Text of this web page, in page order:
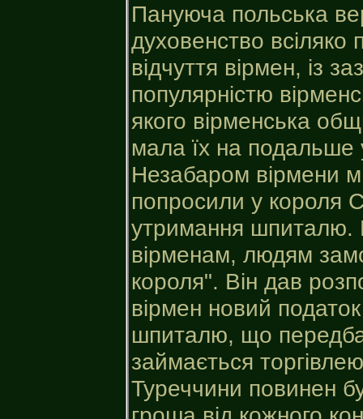
Пануюча польська
духовенство всіляко
відчуття вірмен, із
популярністю
якого вірменська
мала їх на
Незабаром вірмени
попросили у короля
утримання шпиталю.
вірменам, людям
короля". Він дав
вірмен новий
шпиталю, що
займається
Туреччини повинен